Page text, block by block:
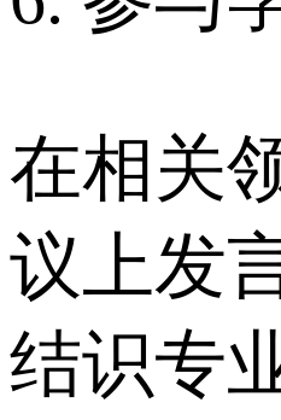
在相关
议上发
结识专